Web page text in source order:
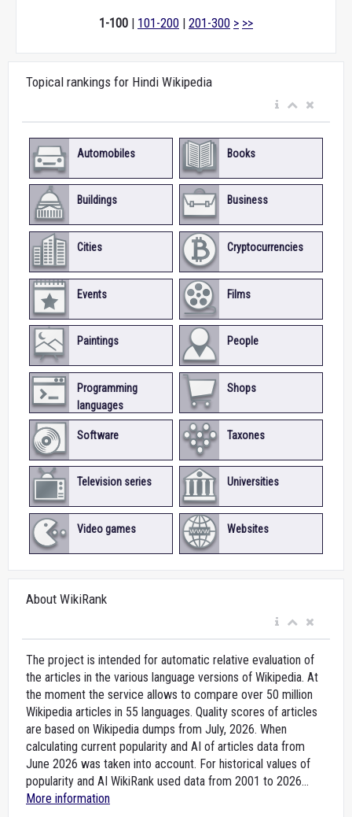
1-100 | 101-200 | 201-300 > >>
Topical rankings for Hindi Wikipedia
Automobiles Books
Buildings Business
Cities Cryptocurrencies
Events Films
Paintings People
Programming
languages
Shops
Software Taxones
Television series Universities
Video games Websites
About WikiRank
The project is intended for automatic relative evaluation of
the articles in the various language versions of Wikipedia. At
the moment the service allows to compare over 50 million
Wikipedia articles in 55 languages. Quality scores of articles
are based on Wikipedia dumps from July, 2026. When
calculating current popularity and AI of articles data from
June 2026 was taken into account. For historical values of
popularity and AI WikiRank used data from 2001 to 2026...
More information